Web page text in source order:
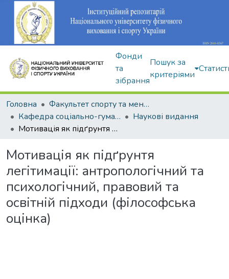
Фонди
та
зібрання
Пошук за
критеріями
Головна
Факультет спорту та менеджменту
Кафедра соціально-гуманітарних дисциплін
Наукові видання
Мотивація як підґрунтя легітимації: антропологічний та психологічний, правовий та освітній підходи (філософська оцінка)
Мотивація як підґрунтя
легітимації: антропологічний та
психологічний, правовий та
освітній підходи (філософська
оцінка)